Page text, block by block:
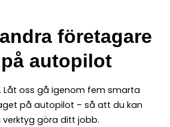
företagare
autopilot
Låt oss gå igenom fem smarta
på autopilot – så att du kan
göra ditt jobb.